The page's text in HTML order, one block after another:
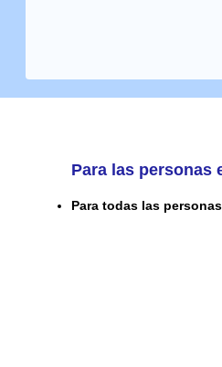
Para las personas
Para todas las